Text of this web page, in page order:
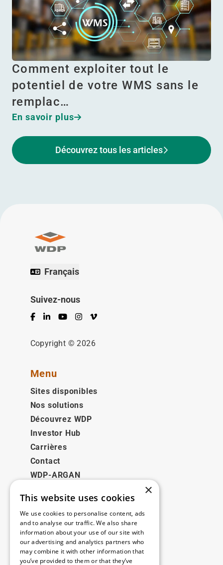
Comment exploiter tout le
potentiel de votre WMS sans le
remplac…
En savoir plus
Découvrez tous les articles
Français
Suivez-nous
Facebook
LinkedInYouTubeInstagram
Vimeo
Copyright © 2026
Menu
Sites disponibles
Nos solutions
Découvrez WDP
Investor Hub
Carrières
Contact
WDP-ARGAN
Juridique
Disclaimer
Politique de confidentialité
Cookie Policy
×
This website uses cookies
We use cookies to personalise content, ads
and to analyse our traffic. We also share
information about your use of our site with
our advertising and analytics partners who
may combine it with other information that
you’ve provided to them or that they’ve